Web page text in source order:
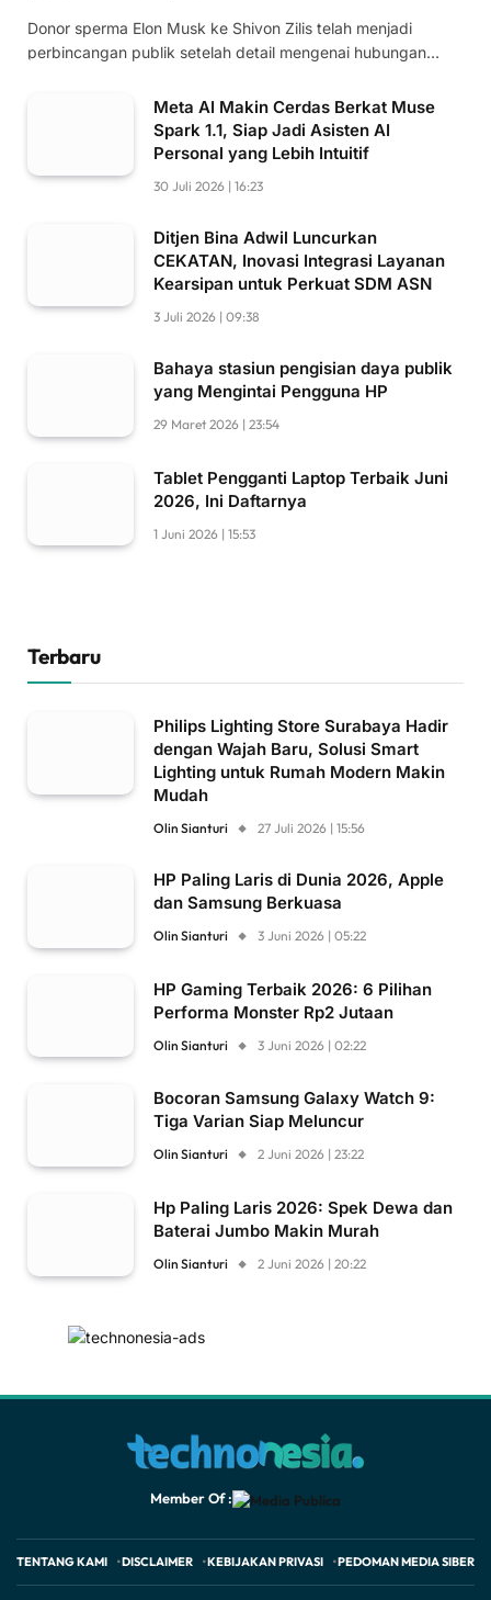
Donor sperma Elon Musk ke Shivon Zilis telah menjadi
perbincangan publik setelah detail mengenai hubungan…
Meta AI Makin Cerdas Berkat Muse
Spark 1.1, Siap Jadi Asisten AI
Personal yang Lebih Intuitif
30 Juli 2026 | 16:23
Ditjen Bina Adwil Luncurkan
CEKATAN, Inovasi Integrasi Layanan
Kearsipan untuk Perkuat SDM ASN
3 Juli 2026 | 09:38
Bahaya stasiun pengisian daya publik
yang Mengintai Pengguna HP
29 Maret 2026 | 23:54
Tablet Pengganti Laptop Terbaik Juni
2026, Ini Daftarnya
1 Juni 2026 | 15:53
Terbaru
Philips Lighting Store Surabaya Hadir
dengan Wajah Baru, Solusi Smart
Lighting untuk Rumah Modern Makin
Mudah
Olin Sianturi 27 Juli 2026 | 15:56
HP Paling Laris di Dunia 2026, Apple
dan Samsung Berkuasa
Olin Sianturi 3 Juni 2026 | 05:22
HP Gaming Terbaik 2026: 6 Pilihan
Performa Monster Rp2 Jutaan
Olin Sianturi 3 Juni 2026 | 02:22
Bocoran Samsung Galaxy Watch 9:
Tiga Varian Siap Meluncur
Olin Sianturi 2 Juni 2026 | 23:22
Hp Paling Laris 2026: Spek Dewa dan
Baterai Jumbo Makin Murah
Olin Sianturi 2 Juni 2026 | 20:22
Member Of :
TENTANG KAMI DISCLAIMER KEBIJAKAN PRIVASI PEDOMAN MEDIA SIBER